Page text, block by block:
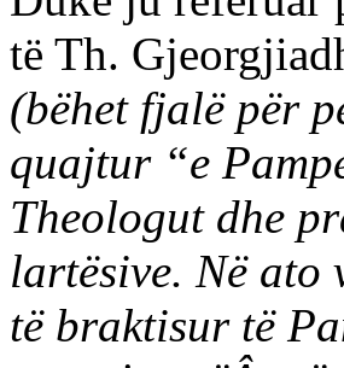
të Th.
(bëhet fjalë për
quajtur “e
Theologut dhe
lartësive. Në ato
të braktisur të